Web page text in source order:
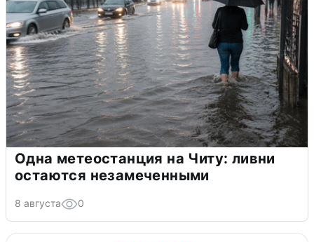
Одна метеостанция на Читу: ливни
остаются незамеченными
8 августа 0